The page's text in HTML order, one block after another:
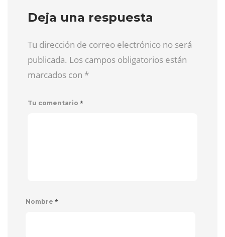
Deja una respuesta
Tu dirección de correo electrónico no será
publicada. Los campos obligatorios están
marcados con *
Tu comentario *
Nombre *